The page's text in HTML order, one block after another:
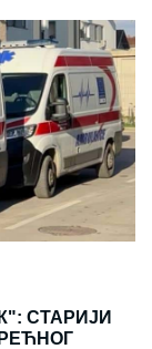
СТАРИЈИ